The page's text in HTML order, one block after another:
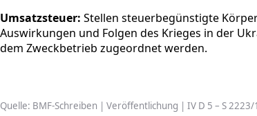
Umsatzsteuer: Stellen steuerbegünstigte
Auswirkungen und Folgen des Krieges in der
dem Zweckbetrieb zugeordnet werden.
Quelle: BMF-Schreiben | Veröffentlichung | IV D 5 – S